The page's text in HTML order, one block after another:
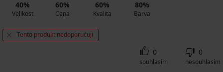
40%
Velikost
60%
Cena
60%
Kvalita
80%
Barva
Tento produkt nedoporučuji
0
souhlasím
0
nesouhlasím